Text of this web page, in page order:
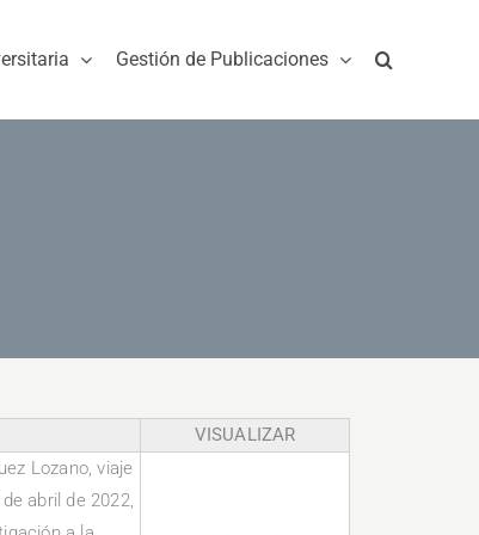
Gestión de Publicaciones
VISUALIZAR
Lozano, viaje
abril de 2022,